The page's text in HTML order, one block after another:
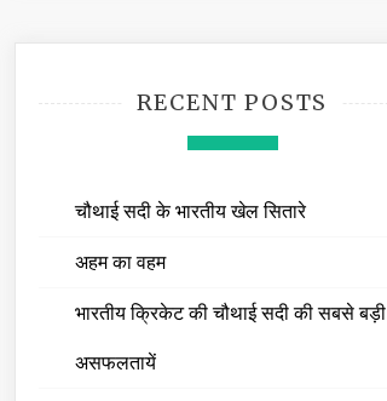
RECENT POSTS
चौथाई सदी के भारतीय खेल सितारे
अहम का वहम
भारतीय क्रिकेट की चौथाई सदी की सबसे बड़ी
असफलतायें